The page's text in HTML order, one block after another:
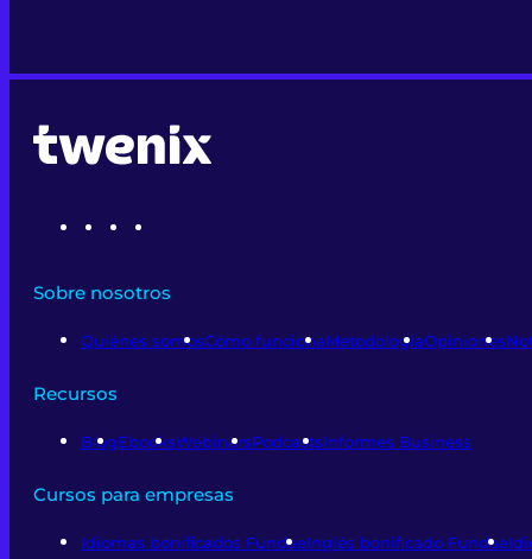
Sobre nosotros
Quiénes somosCómo funcionaMetodologíaOpiniones
Recursos
BlogEbooksWebinarsPodcastsInformes Business
Cursos para empresas
Idiomas bonificados FundaeInglés bonificado Fundae